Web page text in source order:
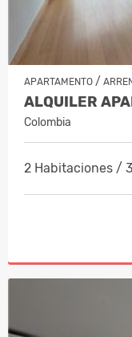
APARTAMENTO /
Colombia
2 Habitaciones /